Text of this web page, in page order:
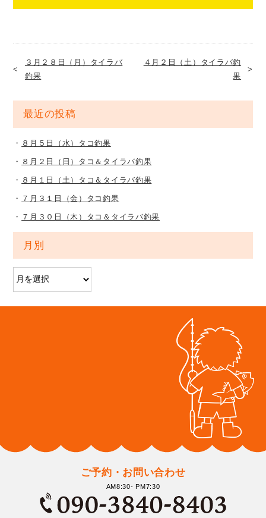
３月２８日（月）タイラバ
釣果
４月２日（土）タイラバ釣
果
最近の投稿
８月５日（水）タコ釣果
８月２日（日）タコ＆タイラバ釣果
８月１日（土）タコ＆タイラバ釣果
７月３１日（金）タコ釣果
７月３０日（木）タコ＆タイラバ釣果
月別
ご予約・お問い合わせ
AM8:30- PM7:30